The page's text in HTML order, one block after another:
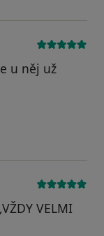
u něj už
VELMI